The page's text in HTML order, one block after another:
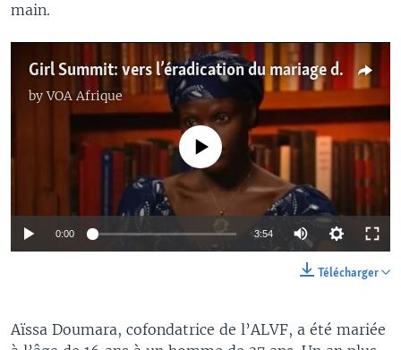
main.
Girl Summit: vers l’éradication du mariage des enfants en une génération
byVOA Afrique
No media source currently available
0:00 3:54
Télécharger
Aïssa Doumara, cofondatrice de l’ALVF, a été mariée